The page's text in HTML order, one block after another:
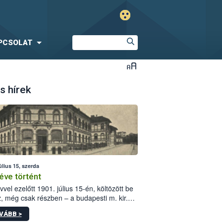
hírek
15, szerda
történt
ezelőtt 1901. július 15-én, költözött be
még csak részben – a budapesti m. kir.
állomás a Kis Rókus utca
alatti, Czigler Győző által tervezett új
>